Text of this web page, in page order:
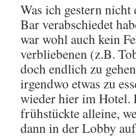
Was ich gestern nicht
Bar verabschiedet
war wohl auch kein
verbliebenen (z.B.
doch endlich zu
irgendwo etwas zu
wieder hier im Hotel.
frühstückte alleine,
dann in der Lobby